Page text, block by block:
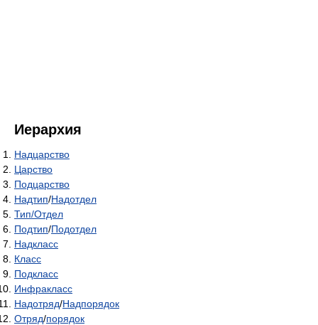
Иерархия
Надцарство
Царство
Подцарство
Надтип/Надотдел
Тип/Отдел
Подтип/Подотдел
Надкласс
Класс
Подкласс
Инфракласс
Надотряд/Надпорядок
Отряд/порядок